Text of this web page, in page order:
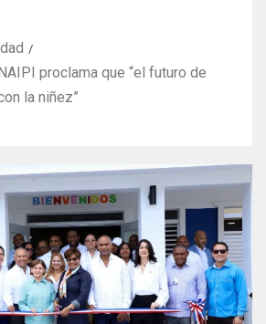
proclama que “el futuro de
la niñez”